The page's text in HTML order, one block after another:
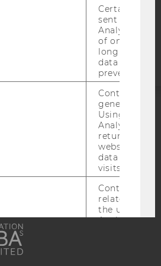
Barrierefreiheitserklärung
Certain data
sent to
Analytics a
of once per
long as it is
data
prevented.
Contains a
generated
Using this
Analytics can
returning
website and
data from
visits.
Contains
related
the user. If
Analytics and